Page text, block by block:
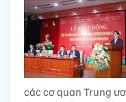
các cơ quan Trung